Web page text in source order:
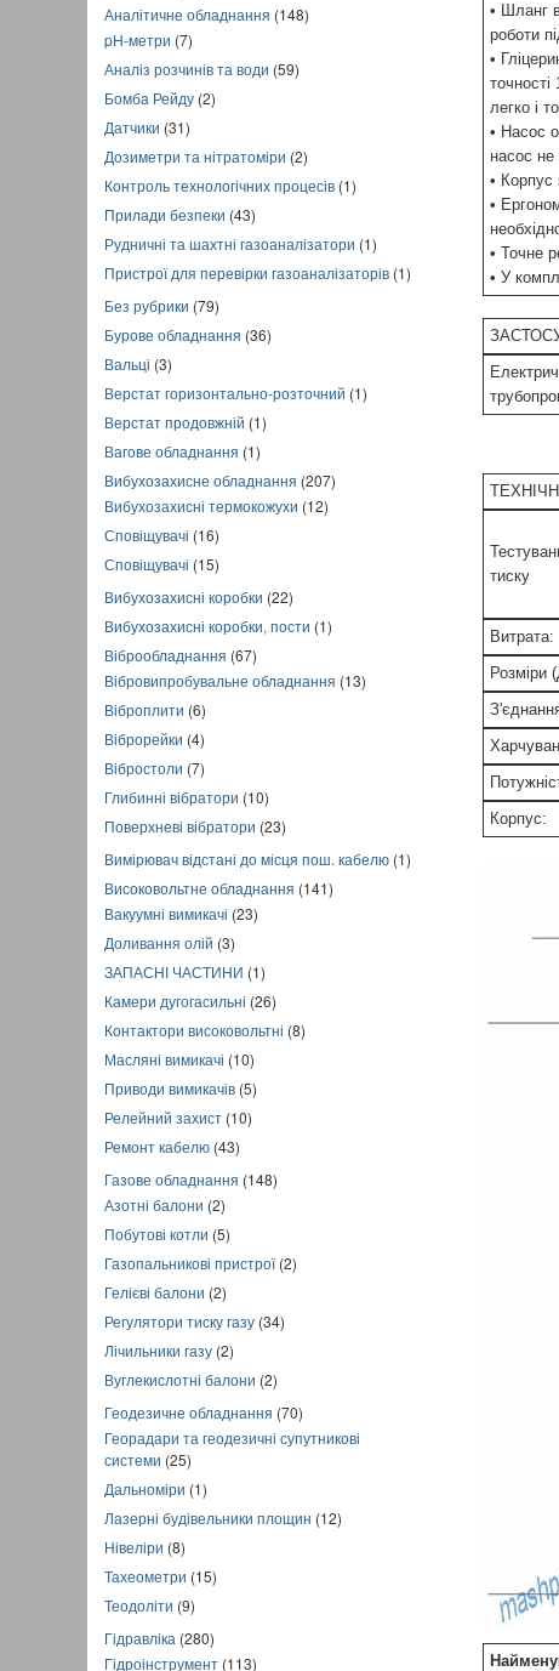
Аналітичне обладнання (148)
pH-метри (7)
Аналіз розчинів та води (59)
Бомба Рейду (2)
Датчики (31)
Дозиметри та нітратоміри (2)
Контроль технологічних процесів (1)
Прилади безпеки (43)
Рудничні та шахтні газоаналізатори (1)
Пристрої для перевірки газоаналізаторів (1)
Без рубрики (79)
Бурове обладнання (36)
Вальці (3)
Верстат горизонтально-розточний (1)
Верстат продовжній (1)
Вагове обладнання (1)
Вибухозахисне обладнання (207)
Вибухозахисні термокожухи (12)
Сповіщувачі (16)
Сповіщувачі (15)
Вибухозахисні коробки (22)
Вибухозахисні коробки, пости (1)
Віброобладнання (67)
Вібровипробувальне обладнання (13)
Віброплити (6)
Віброрейки (4)
Вібростоли (7)
Глибинні вібратори (10)
Поверхневі вібратори (23)
Вимірювач відстані до місця пош. кабелю (1)
Високовольтне обладнання (141)
Вакуумні вимикачі (23)
Доливання олій (3)
ЗАПАСНІ ЧАСТИНИ (1)
Камери дугогасильні (26)
Контактори високовольтні (8)
Масляні вимикачі (10)
Приводи вимикачів (5)
Релейний захист (10)
Ремонт кабелю (43)
Газове обладнання (148)
Азотні балони (2)
Побутові котли (5)
Газопальникові пристрої(2)
Гелієві балони (2)
Регулятори тиску газу (34)
Лічильники газу (2)
Вуглекислотні балони (2)
Геодезичне обладнання (70)
Георадари та геодезичні супутникові
системи (25)
Дальноміри (1)
Лазерні будівельники площин (12)
Нівеліри (8)
Тахеометри (15)
Теодоліти (9)
Гідравліка (280)
Гідроінструмент (113)
• Шланг
роботи
•
легко і
• Насос
насос
• Корпус
•
• Точне
• У
тиску
Витрата:
Корпус: